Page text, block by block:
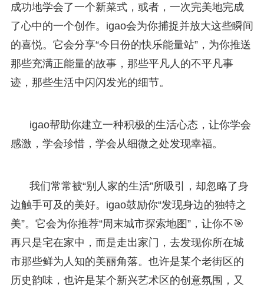
成功地学会了一个新菜式，或者，一次完美地完成
了心中的一个创作。igao会为你捕捉并放大这些瞬间
的喜悦。它会分享“今日份的快乐能量站”，为你推送
那些充满正能量的故事，那些平凡人的不平凡事
迹，那些生活中闪闪发光的细节。
igao帮助你建立一种积极的生活心态，让你学会
感激，学会珍惜，学会从细微之处发现幸福。
我们常常被“别人家的生活”所吸引，却忽略了身
边触手可及的美好。igao鼓励你“发现身边的独特之
美”。它会为你推荐“周末城市探索地图”，让你不🎯
再只是宅在家中，而是走出家门，去发现你所在城
市那些鲜为人知的美丽角落。也许是某个老街区的
历史韵味，也许是某个新兴艺术区的创意氛围，又